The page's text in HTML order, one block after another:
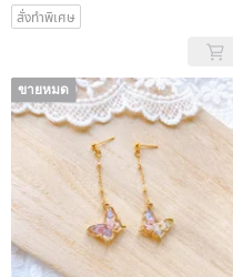
สั่งทำพิเศษ
ขายหมด